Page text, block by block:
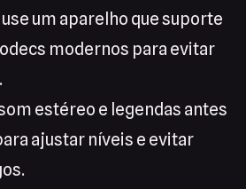
use um aparelho que suporte
modernos para evitar
estéreo e legendas antes
ajustar níveis e evitar